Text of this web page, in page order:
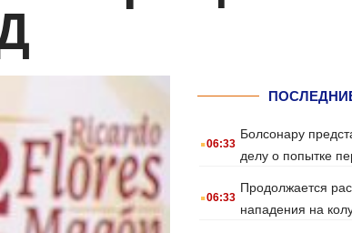
.06:33
Болсонару
делу о попытке
.06:33
Продолжается
нападения на